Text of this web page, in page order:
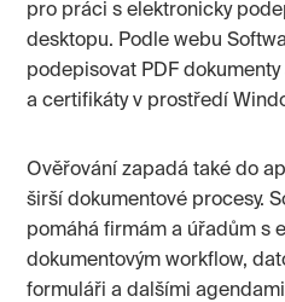
pro práci s elektronicky
desktopu. Podle webu
podepisovat PDF
a certifikáty v prostředí
Ověřování zapadá také do
širší dokumentové procesy.
pomáhá firmám a úřadům s
dokumentovým workflow,
formuláři a dalšími